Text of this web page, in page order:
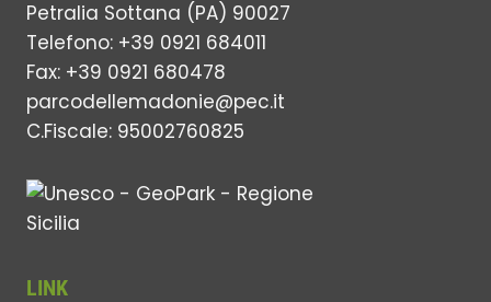
Petralia Sottana (PA) 90027
Telefono: +39 0921 684011
Fax: +39 0921 680478
parcodellemadonie@pec.it
C.Fiscale: 95002760825
LINK